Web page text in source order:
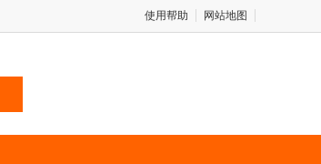
使用帮助 网站地图